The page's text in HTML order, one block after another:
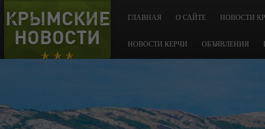
КРЫМСКИЕ
НОВОСТИ
ГЛАВНАЯ О САЙТЕ НОВОСТИ
НОВОСТИ КЕРЧИ ОБЪЯВЛЕНИЯ